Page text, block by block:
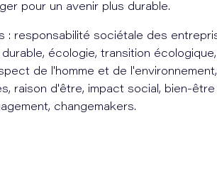
pour un avenir plus durable.
: responsabilité sociétale des
écologie, transition
de l'homme et de
raison d'être, impact social, bien-
changemakers.